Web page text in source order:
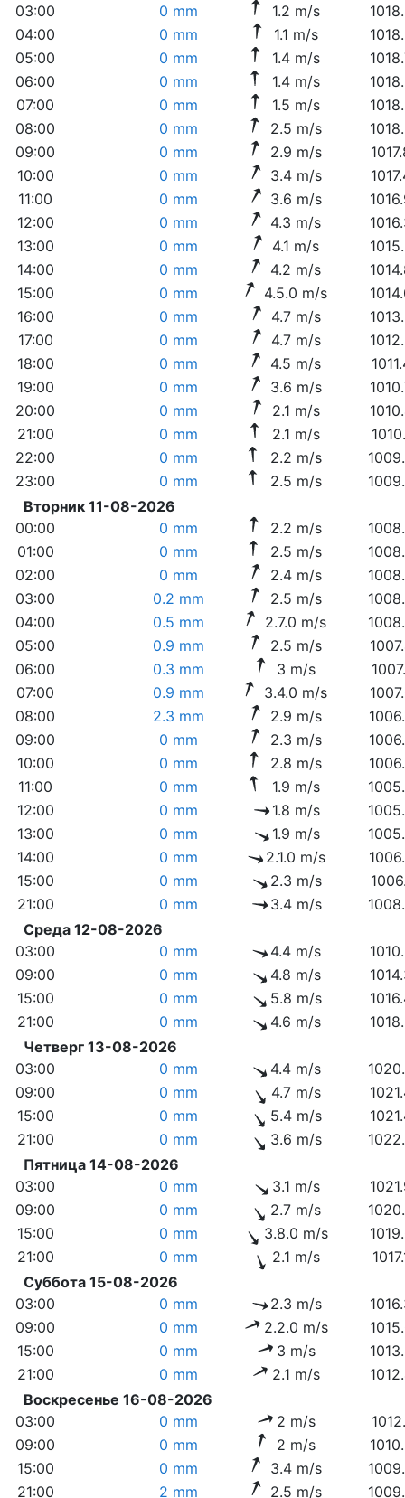
03:00
0 mm 1.2 m/s
04:00
0 mm 1.1 m/s
05:00
0 mm 1.4 m/s
06:00
0 mm 1.4 m/s
07:00
0 mm 1.5 m/s
08:00
0 mm 2.5 m/s
09:00
0 mm 2.9 m/s
10:00
0 mm 3.4 m/s
11:00
0 mm 3.6 m/s
12:00
0 mm 4.3 m/s
13:00
0 mm 4.1 m/s
14:00
0 mm 4.2 m/s
15:00
0 mm 4.5.0 m/s
16:00
0 mm 4.7 m/s
17:00
0 mm 4.7 m/s
18:00
0 mm 4.5 m/s
19:00
0 mm 3.6 m/s
20:00
0 mm 2.1 m/s
21:00
0 mm 2.1 m/s
22:00
0 mm 2.2 m/s
23:00
0 mm 2.5 m/s
Вторник 11-08-2026
00:00
0 mm 2.2 m/s
01:00
0 mm 2.5 m/s
02:00
0 mm 2.4 m/s
03:00
0.2 mm 2.5 m/s
04:00
0.5 mm 2.7.0 m/s
05:00
0.9 mm 2.5 m/s
06:00
0.3 mm 3 m/s
07:00
0.9 mm 3.4.0 m/s
08:00
2.3 mm 2.9 m/s
09:00
0 mm 2.3 m/s
10:00
0 mm 2.8 m/s
11:00
0 mm 1.9 m/s
12:00
0 mm 1.8 m/s
13:00
0 mm 1.9 m/s
14:00
0 mm 2.1.0 m/s
15:00
0 mm 2.3 m/s
21:00
0 mm 3.4 m/s
Среда 12-08-2026
03:00
0 mm 4.4 m/s
09:00
0 mm 4.8 m/s
15:00
0 mm 5.8 m/s
21:00
0 mm 4.6 m/s
Четверг 13-08-2026
03:00
0 mm 4.4 m/s
09:00
0 mm 4.7 m/s
15:00
0 mm 5.4 m/s
21:00
0 mm 3.6 m/s
Пятница 14-08-2026
03:00
0 mm 3.1 m/s
09:00
0 mm 2.7 m/s
15:00
0 mm 3.8.0 m/s
21:00
0 mm 2.1 m/s
Суббота 15-08-2026
03:00
0 mm 2.3 m/s
09:00
0 mm 2.2.0 m/s
15:00
0 mm 3 m/s
21:00
0 mm 2.1 m/s
Воскресенье 16-08-2026
03:00
0 mm 2 m/s
09:00
0 mm 2 m/s
15:00
0 mm 3.4 m/s
21:00
2 mm 2.5 m/s